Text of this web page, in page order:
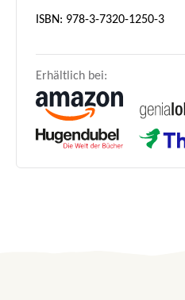
ISBN: 978-3-7320-1250-3
Erhältlich bei: